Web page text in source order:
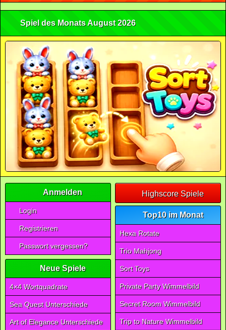
Spiel des Monats August 2026
Anmelden
Login
Registrieren
Passwort vergessen?
Neue Spiele
4×4 Wortquadrate
Sea Quest Unterschiede
Art of Elegance Unterschiede
Highscore Spiele
Top10 im Monat
Hexa Rotate
Trio Mahjong
Sort Toys
Private Party Wimmelbild
Secret Room Wimmelbild
Trip to Nature Wimmelbild